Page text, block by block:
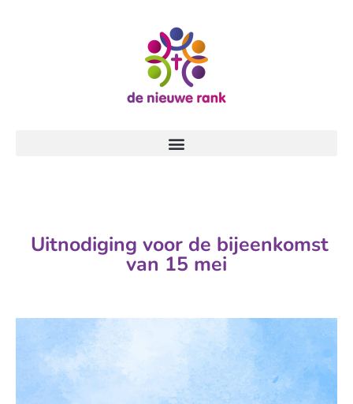
Uitnodiging voor de bijeenkomst
van 15 mei